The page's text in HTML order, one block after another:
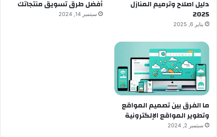
دليل اصلاح وترميم المنازل
2025
يناير 6, 2025
أفضل طرق تسويق منتجاتك
سبتمبر 14, 2024
ما الفرق بين تصميم المواقع
وتطوير المواقع الإلكترونية
سبتمبر 2, 2024